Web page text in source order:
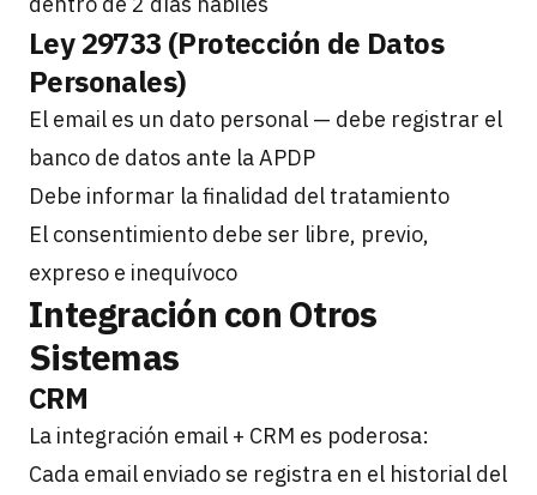
Ley 29733 (Protección de Datos
Personales)
El email es un dato personal — debe registrar el
banco de datos ante la APDP
Debe informar la finalidad del tratamiento
El consentimiento debe ser libre, previo,
expreso e inequívoco
Integración con Otros
Sistemas
CRM
La integración email + CRM es poderosa:
Cada email enviado se registra en el historial del